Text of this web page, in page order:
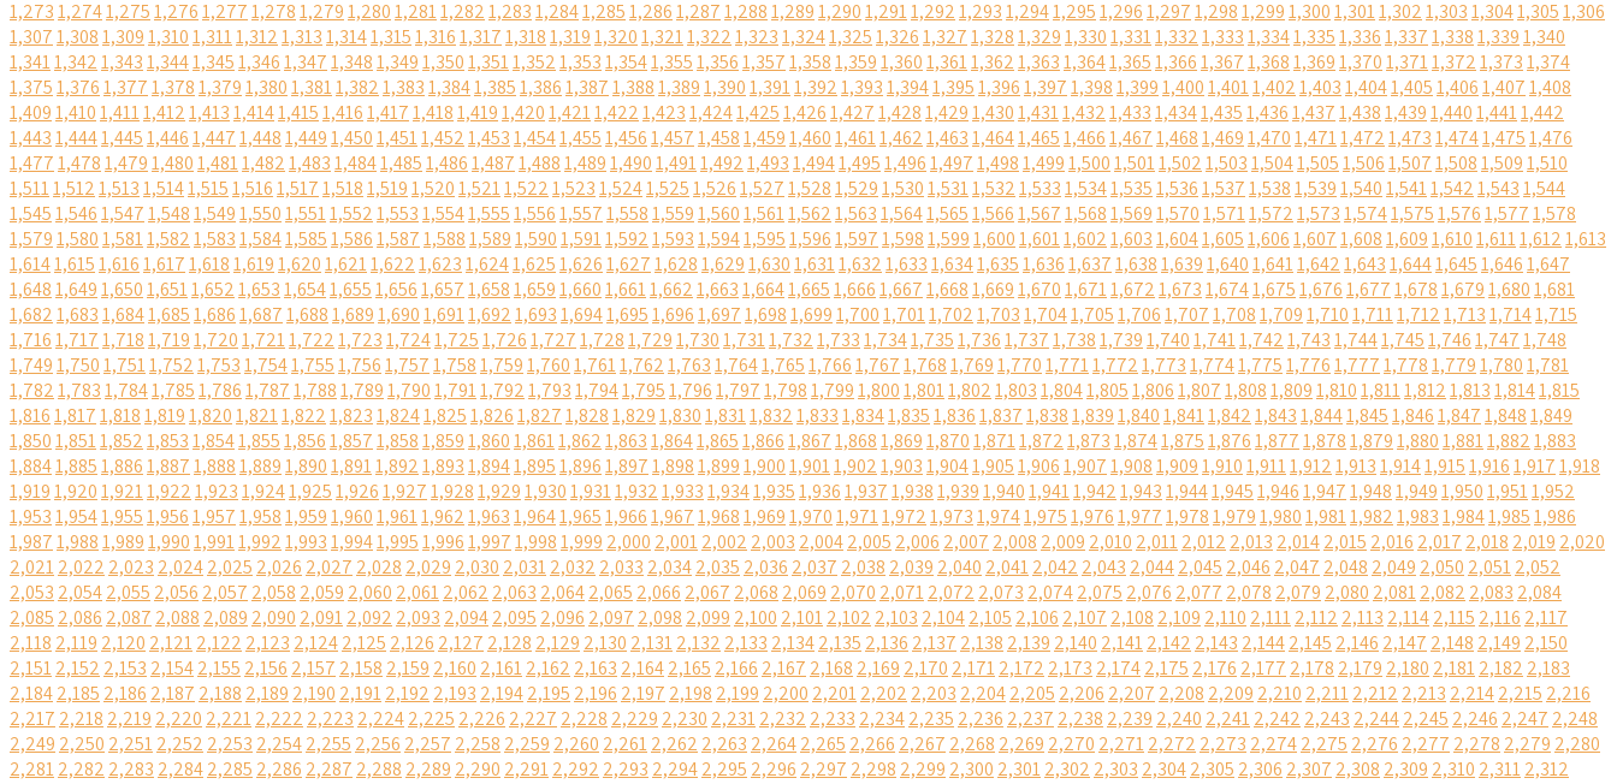
1,2731,2741,2751,2761,2771,2781,2791,2801,2811,2821,2831,2841,2851,2861,2871,2881,2891,2901,2911,2921,2931,2941,2951,2961,2971,2981,2991,3001,3011,3021,3031,3041,3051,306
1,3071,3081,3091,3101,3111,3121,3131,3141,3151,3161,3171,3181,3191,3201,3211,3221,3231,3241,3251,3261,3271,3281,3291,3301,3311,3321,3331,3341,3351,3361,3371,3381,3391,340
1,3411,3421,3431,3441,3451,3461,3471,3481,3491,3501,3511,3521,3531,3541,3551,3561,3571,3581,3591,3601,3611,3621,3631,3641,3651,3661,3671,3681,3691,3701,3711,3721,3731,374
1,3751,3761,3771,3781,3791,3801,3811,3821,3831,3841,3851,3861,3871,3881,3891,3901,3911,3921,3931,3941,3951,3961,3971,3981,3991,4001,4011,4021,4031,4041,4051,4061,4071,408
1,4091,4101,4111,4121,4131,4141,4151,4161,4171,4181,4191,4201,4211,4221,4231,4241,4251,4261,4271,4281,4291,4301,4311,4321,4331,4341,4351,4361,4371,4381,4391,4401,4411,442
1,4431,4441,4451,4461,4471,4481,4491,4501,4511,4521,4531,4541,4551,4561,4571,4581,4591,4601,4611,4621,4631,4641,4651,4661,4671,4681,4691,4701,4711,4721,4731,4741,4751,476
1,4771,4781,4791,4801,4811,4821,4831,4841,4851,4861,4871,4881,4891,4901,4911,4921,4931,4941,4951,4961,4971,4981,4991,5001,5011,5021,5031,5041,5051,5061,5071,5081,5091,510
1,5111,5121,5131,5141,5151,5161,5171,5181,5191,5201,5211,5221,5231,5241,5251,5261,5271,5281,5291,5301,5311,5321,5331,5341,5351,5361,5371,5381,5391,5401,5411,5421,5431,544
1,5451,5461,5471,5481,5491,5501,5511,5521,5531,5541,5551,5561,5571,5581,5591,5601,5611,5621,5631,5641,5651,5661,5671,5681,5691,5701,5711,5721,5731,5741,5751,5761,5771,578
1,5791,5801,5811,5821,5831,5841,5851,5861,5871,5881,5891,5901,5911,5921,5931,5941,5951,5961,5971,5981,5991,6001,6011,6021,6031,6041,6051,6061,6071,6081,6091,6101,6111,6121,613
1,6141,6151,6161,6171,6181,6191,6201,6211,6221,6231,6241,6251,6261,6271,6281,6291,6301,6311,6321,6331,6341,6351,6361,6371,6381,6391,6401,6411,6421,6431,6441,6451,6461,647
1,6481,6491,6501,6511,6521,6531,6541,6551,6561,6571,6581,6591,6601,6611,6621,6631,6641,6651,6661,6671,6681,6691,6701,6711,6721,6731,6741,6751,6761,6771,6781,6791,6801,681
1,6821,6831,6841,6851,6861,6871,6881,6891,6901,6911,6921,6931,6941,6951,6961,6971,6981,6991,7001,7011,7021,7031,7041,7051,7061,7071,7081,7091,7101,7111,7121,7131,7141,715
1,7161,7171,7181,7191,7201,7211,7221,7231,7241,7251,7261,7271,7281,7291,7301,7311,7321,7331,7341,7351,7361,7371,7381,7391,7401,7411,7421,7431,7441,7451,7461,7471,748
1,7491,7501,7511,7521,7531,7541,7551,7561,7571,7581,7591,7601,7611,7621,7631,7641,7651,7661,7671,7681,7691,7701,7711,7721,7731,7741,7751,7761,7771,7781,7791,7801,781
1,7821,7831,7841,7851,7861,7871,7881,7891,7901,7911,7921,7931,7941,7951,7961,7971,7981,7991,8001,8011,8021,8031,8041,8051,8061,8071,8081,8091,8101,8111,8121,8131,8141,815
1,8161,8171,8181,8191,8201,8211,8221,8231,8241,8251,8261,8271,8281,8291,8301,8311,8321,8331,8341,8351,8361,8371,8381,8391,8401,8411,8421,8431,8441,8451,8461,8471,8481,849
1,8501,8511,8521,8531,8541,8551,8561,8571,8581,8591,8601,8611,8621,8631,8641,8651,8661,8671,8681,8691,8701,8711,8721,8731,8741,8751,8761,8771,8781,8791,8801,8811,8821,883
1,8841,8851,8861,8871,8881,8891,8901,8911,8921,8931,8941,8951,8961,8971,8981,8991,9001,9011,9021,9031,9041,9051,9061,9071,9081,9091,9101,9111,9121,9131,9141,9151,9161,9171,918
1,9191,9201,9211,9221,9231,9241,9251,9261,9271,9281,9291,9301,9311,9321,9331,9341,9351,9361,9371,9381,9391,9401,9411,9421,9431,9441,9451,9461,9471,9481,9491,9501,9511,952
1,9531,9541,9551,9561,9571,9581,9591,9601,9611,9621,9631,9641,9651,9661,9671,9681,9691,9701,9711,9721,9731,9741,9751,9761,9771,9781,9791,9801,9811,9821,9831,9841,9851,986
1,9871,9881,9891,9901,9911,9921,9931,9941,9951,9961,9971,9981,999 2,000 2,0012,002 2,003 2,0042,005 2,006 2,007 2,008 2,009 2,010 2,0112,012 2,013 2,0142,015 2,016 2,017 2,018 2,019 2,020
2,0212,022 2,023 2,0242,025 2,026 2,027 2,028 2,029 2,030 2,0312,032 2,033 2,0342,035 2,036 2,037 2,038 2,039 2,040 2,0412,042 2,043 2,0442,045 2,046 2,047 2,048 2,049 2,050 2,0512,052
2,053 2,0542,055 2,056 2,057 2,058 2,059 2,060 2,0612,062 2,063 2,0642,065 2,066 2,067 2,068 2,069 2,070 2,0712,072 2,073 2,0742,075 2,076 2,077 2,078 2,079 2,080 2,0812,082 2,083 2,084
2,085 2,086 2,087 2,088 2,089 2,090 2,0912,092 2,093 2,0942,095 2,096 2,097 2,098 2,099 2,100 2,1012,102 2,103 2,1042,105 2,106 2,107 2,108 2,109 2,110 2,1112,112 2,113 2,1142,115 2,116 2,117
2,118 2,119 2,120 2,1212,122 2,123 2,1242,125 2,126 2,127 2,128 2,129 2,130 2,1312,132 2,133 2,1342,135 2,136 2,137 2,138 2,139 2,140 2,1412,142 2,143 2,1442,145 2,146 2,147 2,148 2,149 2,150
2,1512,152 2,153 2,1542,155 2,156 2,157 2,158 2,159 2,160 2,1612,162 2,163 2,1642,165 2,166 2,167 2,168 2,169 2,170 2,1712,172 2,173 2,1742,175 2,176 2,177 2,178 2,179 2,180 2,1812,182 2,183
2,1842,185 2,186 2,187 2,188 2,189 2,190 2,1912,192 2,193 2,1942,195 2,196 2,197 2,198 2,199 2,200 2,2012,202 2,203 2,2042,205 2,206 2,207 2,208 2,209 2,210 2,2112,212 2,213 2,2142,215 2,216
2,217 2,218 2,219 2,220 2,2212,222 2,223 2,2242,225 2,226 2,227 2,228 2,229 2,230 2,2312,232 2,233 2,2342,235 2,236 2,237 2,238 2,239 2,240 2,2412,242 2,243 2,2442,245 2,246 2,247 2,248
2,249 2,250 2,2512,252 2,253 2,2542,255 2,256 2,257 2,258 2,259 2,260 2,2612,262 2,263 2,2642,265 2,266 2,267 2,268 2,269 2,270 2,2712,272 2,273 2,2742,275 2,276 2,277 2,278 2,279 2,280
2,2812,282 2,283 2,2842,285 2,286 2,287 2,288 2,289 2,290 2,2912,292 2,293 2,2942,295 2,296 2,297 2,298 2,299 2,300 2,3012,302 2,303 2,3042,305 2,306 2,307 2,308 2,309 2,310 2,3112,312